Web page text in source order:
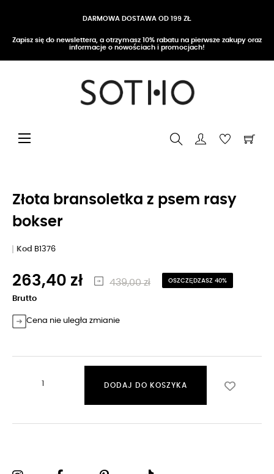
DARMOWA DOSTAWA OD 199 ZŁ
Zapisz się do newslettera, a otrzymasz 10% rabatu na pierwsze zakupy oraz
informacje o nowościach i promocjach!
Przełącz nawigację
☰
Złota bransoletka z psem rasy
bokser
Kod B1376
263,40 zł 439,00 zł OSZCZĘDZASZ 40%
Brutto
Cena nie uległa zmianie
DODAJ DO KOSZYKA